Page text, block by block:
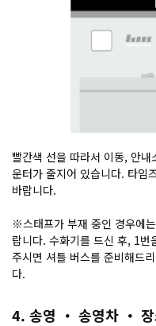
빨간색 선을 따라서 이동, 안
운터가 줄지어 있습니다. 타임
바랍니다.
※스태프가 부재 중인 경우에
랍니다. 수화기를 드신 후, 1번
주시면 셔틀 버스를 준비해드
다.
4. 송영 ・ 송영차 ・